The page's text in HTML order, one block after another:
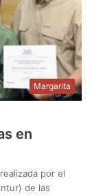
Margarita
en
por el
de las